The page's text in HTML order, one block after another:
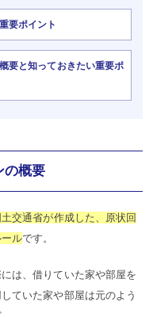
要ポイント
要と知っておきたい重要ポ
の概要
土交通省が作成した、原状回
ルです。
は、借りていた家や部屋を
ていた家や部屋は元のよう